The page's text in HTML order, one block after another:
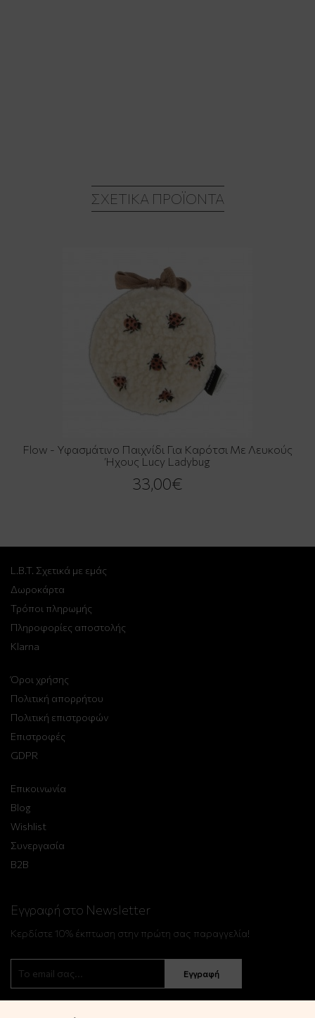
ΣΧΕΤΙΚΆ ΠΡΟΪΌΝΤΑ
Flow - Υφασμάτινο Παιχνίδι Για Καρότσι Με Λευκούς
Ήχους Lucy Ladybug
33,00€
L.B.T. Σχετικά με εμάς
Δωροκάρτα
Τρόποι πληρωμής
Πληροφορίες αποστολής
Klarna
Όροι χρήσης
Πολιτική απορρήτου
Πολιτική επιστροφών
Επιστροφές
GDPR
Επικοινωνία
Blog
Wishlist
Συνεργασία
B2B
Εγγραφή στο Newsletter
Κερδίστε 10% έκπτωση στην πρώτη σας παραγγελία!
Εγγραφή